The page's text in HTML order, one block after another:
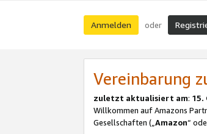
Anmelden oder
Vereinbarung
zuletzt aktualisiert am: 15.
Willkommen auf Amazons
Gesellschaften („Amazon“